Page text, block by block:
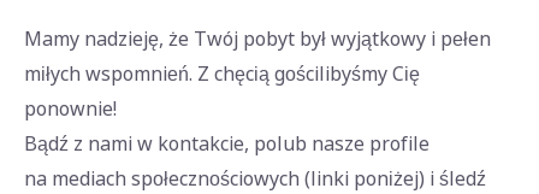
Mamy nadzieję, że Twój pobyt był wyjątkowy i pełen
miłych wspomnień. Z chęcią gościlibyśmy Cię
ponownie!
Bądź z nami w kontakcie, polub nasze profile
na mediach społecznościowych (linki poniżej) i śledź